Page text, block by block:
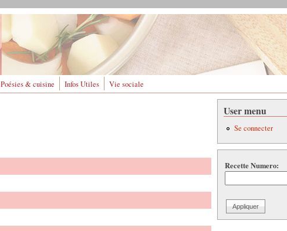
Poésies & cuisine Infos Utiles Vie sociale
User menu
Se connecter
Recette Numero: